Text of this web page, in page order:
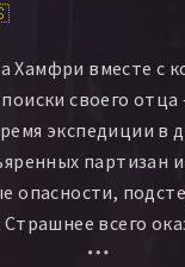
Tillet
Хамфри вместе с
своего отца
экспедиции в
партизан
опасности,
всего
порожденных